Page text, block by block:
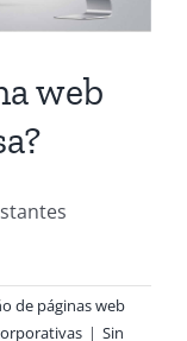
web
de páginas web
| Sin